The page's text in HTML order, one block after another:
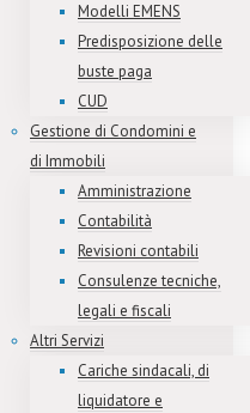
Modelli EMENS
Predisposizione delle
buste paga
CUD
Gestione di Condomini e
di Immobili
Amministrazione
Contabilità
Revisioni contabili
Consulenze tecniche,
legali e fiscali
Altri Servizi
Cariche sindacali, di
liquidatore e